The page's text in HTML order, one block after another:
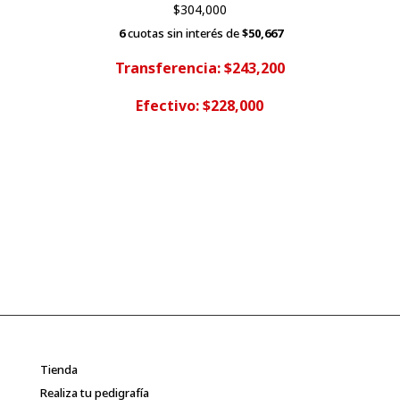
$304,000
6cuotas sin interés de$50,667
Transferencia: $243,200
Efectivo: $228,000
Tienda
Realiza tu pedigrafía